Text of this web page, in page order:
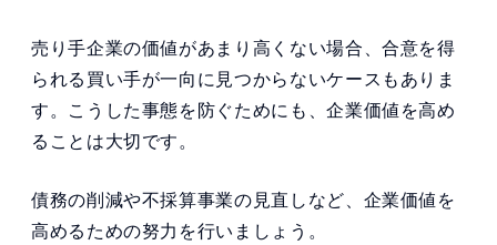
売り手企業の価値があまり高くない場合、合意を得
られる買い手が一向に見つからないケースもありま
す。こうした事態を防ぐためにも、企業価値を高め
ることは大切です。
債務の削減や不採算事業の見直しなど、企業価値を
高めるための努力を行いましょう。